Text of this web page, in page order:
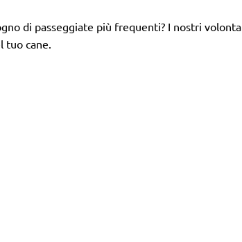
di passeggiate più frequenti? I nostri
tuo cane.